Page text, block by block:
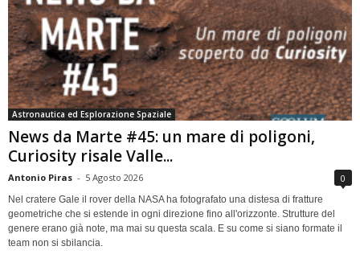
Astronautica ed Esplorazione Spaziale
News da Marte #45: un mare di poligoni,
Curiosity risale Valle...
Antonio Piras - 5 Agosto 2026 0
Nel cratere Gale il rover della NASA ha fotografato una distesa di fratture
geometriche che si estende in ogni direzione fino all'orizzonte. Strutture del
genere erano già note, ma mai su questa scala. E su come si siano formate il
team non si sbilancia.